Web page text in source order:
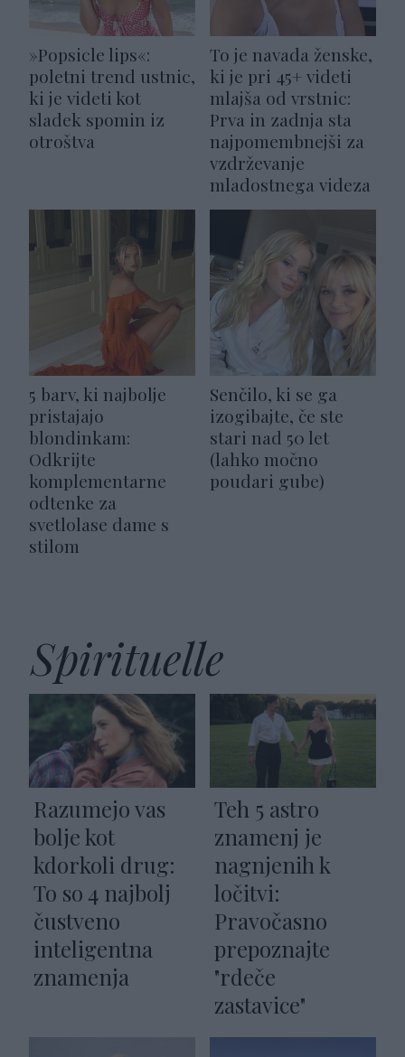
»Popsicle lips«:
poletni trend ustnic,
ki je videti kot
sladek spomin iz
otroštva
To je navada ženske,
ki je pri 45+ videti
mlajša od vrstnic:
Prva in zadnja sta
najpomembnejši za
vzdrževanje
mladostnega videza
5 barv, ki najbolje
pristajajo
blondinkam:
Odkrijte
komplementarne
odtenke za
svetlolase dame s
stilom
Senčilo, ki se ga
izogibajte, če ste
stari nad 50 let
(lahko močno
poudari gube)
Spirituelle
Razumejo vas
bolje kot
kdorkoli drug:
To so 4 najbolj
čustveno
inteligentna
znamenja
Teh 5 astro
znamenj je
nagnjenih k
ločitvi:
Pravočasno
prepoznajte
"rdeče
zastavice"